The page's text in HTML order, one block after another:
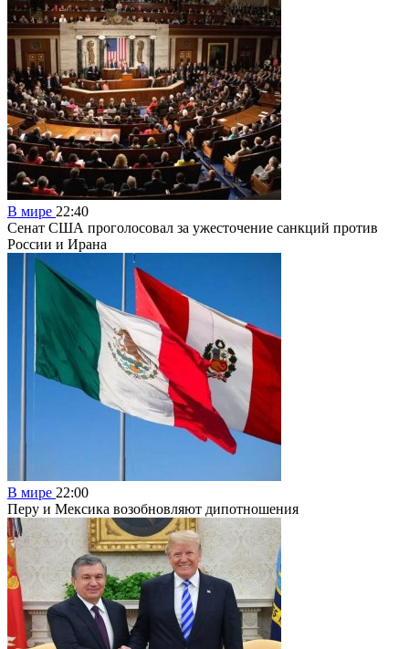
В мире 22:40
Сенат США проголосовал за ужесточение санкций против
России и Ирана
В мире 22:00
Перу и Мексика возобновляют дипотношения